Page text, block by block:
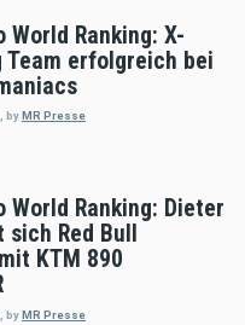
World Ranking: X-
Team erfolgreich bei
byMR Presse
World Ranking: Dieter
Red Bull
KTM 890
byMR Presse